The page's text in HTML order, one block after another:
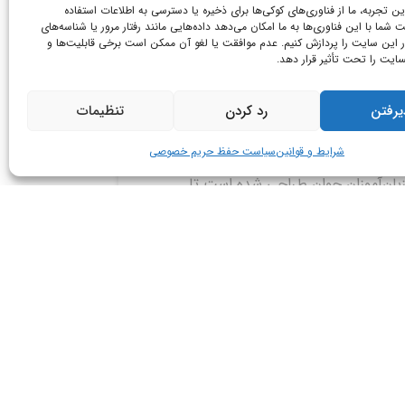
تجربه، ما از فناوری‌های کوکی‌ها برای ذخیره یا دسترسی به اطلاعات استفاده
شما با این فناوری‌ها به ما امکان می‌دهد داده‌هایی مانند رفتار مرور یا شناسه‌های
این سایت را پردازش کنیم. عدم موافقت یا لغو آن ممکن است برخی قابلیت‌ها و
را تحت تأثیر قرار دهد.
رد کردن تنظیمات
شرایط و قوانینسیاست حفظ حریم خصوصی
JUNIOR FREE-
دوره مکالمه آزاد (Junior Free-Talk) برای کمک
جوان طراحی شده است تا